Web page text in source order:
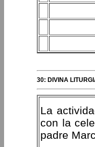
30: DIVINA
La
con la
padre